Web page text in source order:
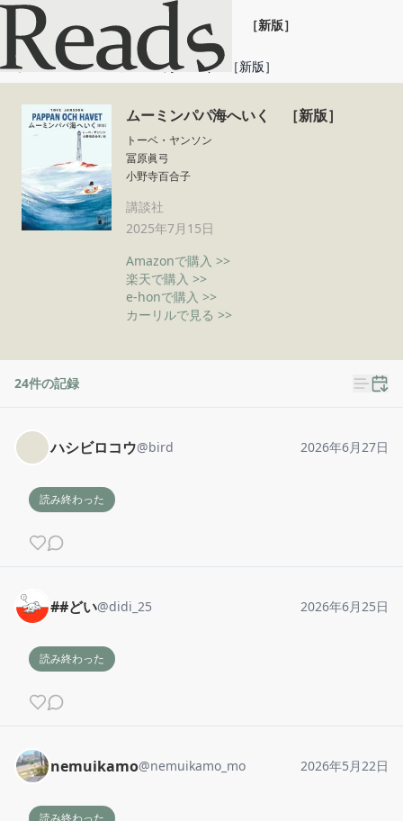
ムーミンパパ海へいく ［新版］
ホーム ムーミンパパ海へいく ［新版］
ムーミンパパ海へいく ［新版］
トーベ・ヤンソン
冨原眞弓
小野寺百合子
講談社
2025年7月15日
Amazonで購入 >>
楽天で購入 >>
e-honで購入 >>
カーリルで見る >>
24件の記録
ハシビロコウ@bird 2026年6月27日
読み終わった
##どい@didi_25 2026年6月25日
読み終わった
nemuikamo@nemuikamo_mo 2026年5月22日
読み終わった